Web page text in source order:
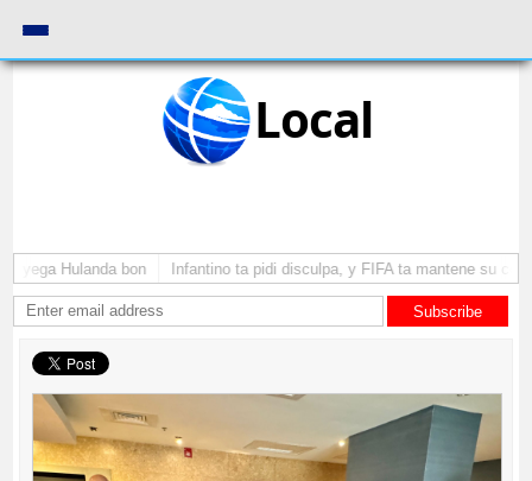
Local
yega Hulanda bon Infantino ta pidi disculpa, y FIFA ta mantene su como
Subscribe